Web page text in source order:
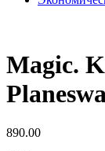
Magic.
890.00